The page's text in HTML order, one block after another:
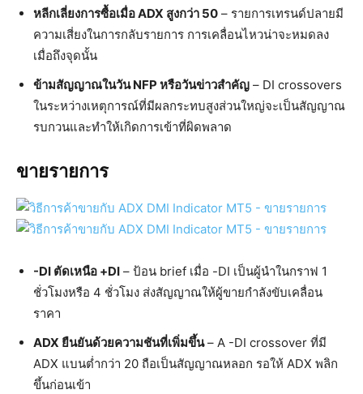
หลีกเลี่ยงการซื้อเมื่อ ADX สูงกว่า 50 – รายการเทรนด์ปลายมี
ความเสี่ยงในการกลับรายการ การเคลื่อนไหวน่าจะหมดลง
เมื่อถึงจุดนั้น
ข้ามสัญญาณในวัน NFP หรือวันข่าวสำคัญ – DI crossovers
ในระหว่างเหตุการณ์ที่มีผลกระทบสูงส่วนใหญ่จะเป็นสัญญาณ
รบกวนและทำให้เกิดการเข้าที่ผิดพลาด
ขายรายการ
-DI ตัดเหนือ +DI – ป้อน brief เมื่อ -DI เป็นผู้นำในกราฟ 1
ชั่วโมงหรือ 4 ชั่วโมง ส่งสัญญาณให้ผู้ขายกำลังขับเคลื่อน
ราคา
ADX ยืนยันด้วยความชันที่เพิ่มขึ้น– A -DI crossover ที่มี
ADX แบนต่ำกว่า 20 ถือเป็นสัญญาณหลอก รอให้ ADX พลิก
ขึ้นก่อนเข้า